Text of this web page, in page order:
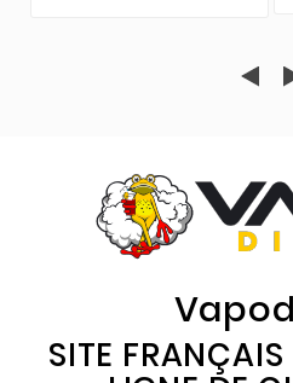
SITE FRANÇAIS